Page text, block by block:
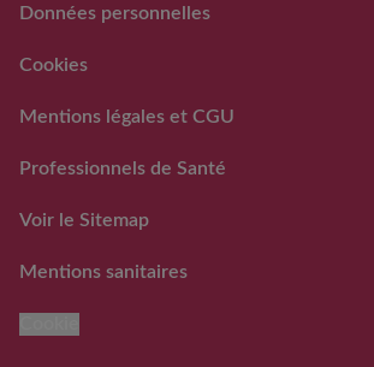
RAPPEL VOLONTAIRE ET
LAITS INFANTILES
FAQ rappels volontaires
Données personnelles
Cookies
Mentions légales et CGU
Professionnels de Santé
Voir le Sitemap
Mentions sanitaires